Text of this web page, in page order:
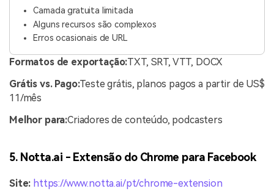
Camada gratuita limitada
Alguns recursos são complexos
Erros ocasionais de URL
Formatos de exportação:TXT, SRT, VTT, DOCX
Grátis vs. Pago:Teste grátis, planos pagos a partir de US$
11/mês
Melhor para:Criadores de conteúdo, podcasters
5. Notta.ai - Extensão do Chrome para Facebook
Site: https://www.notta.ai/pt/chrome-extension